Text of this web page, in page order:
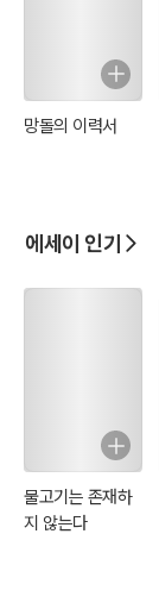
망돌의 이력서
에세이 인기
물고기는 존재하
지 않는다